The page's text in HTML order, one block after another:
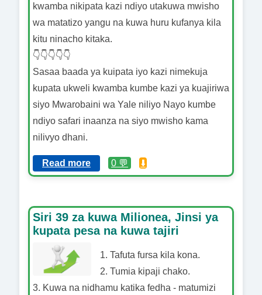
kwamba nikipata kazi ndiyo utakuwa mwisho
wa matatizo yangu na kuwa huru kufanya kila
kitu ninacho kitaka.
👇👇👇👇👇
Sasaa baada ya kuipata iyo kazi nimekuja
kupata ukweli kwamba kumbe kazi ya kuajiriwa
siyo Mwarobaini wa Yale niliyo Nayo kumbe
ndiyo safari inaanza na siyo mwisho kama
nilivyo dhani.
Read more 0 💬 ⬇️
Siri 39 za kuwa Milionea, Jinsi ya
kupata pesa na kuwa tajiri
1. Tafuta fursa kila kona.
2. Tumia kipaji chako.
3. Kuwa na nidhamu katika fedha - matumizi